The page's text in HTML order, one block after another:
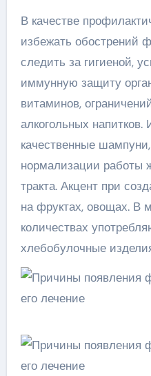
В качестве
избежать обострений
следить за гигиеной,
иммунную защиту
витаминов,
алкогольных напитков.
качественные
нормализации работы
тракта. Акцент при
на фруктах, овощах. В
количествах
хлебобулочные